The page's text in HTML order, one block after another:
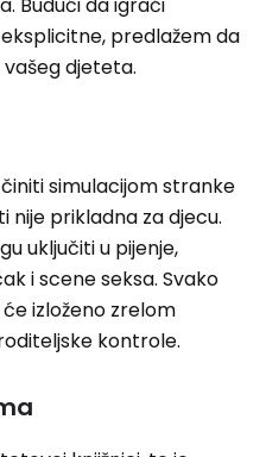
predlažem da
djeteta.
simulacijom stranke
nije prikladna za djecu.
uključiti u pijenje,
i scene seksa. Svako
izloženo zrelom
kontrole.